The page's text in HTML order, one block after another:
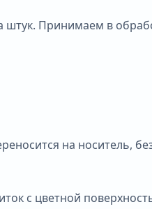
Принимаем в
на носитель,
с цветной